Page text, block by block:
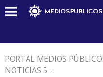
PORTAL MEDIOS
NOTICIAS 5 .